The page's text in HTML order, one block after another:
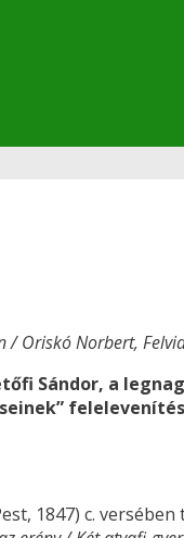
/ Oriskó Norbert,
Sándor, a
1847) c.